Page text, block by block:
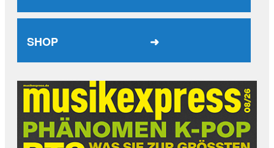
SHOP ➜